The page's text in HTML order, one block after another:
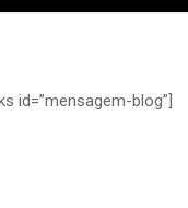
id=”mensagem-blog”]